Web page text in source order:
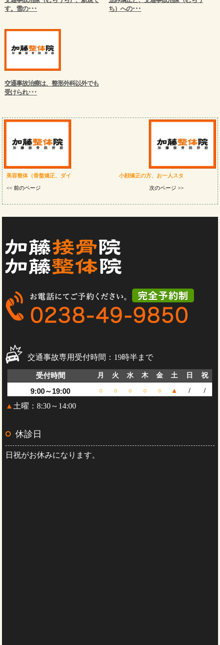
す。雪の･･･
ち）への･･･
交通事故治療は、整形外科以外でも
受けられ･･･
美容整体（骨盤矯正、ダイ
<< 前のページ
小顔矯正の方、お一人スタ
次のページ >>
交通事故専用受付時間：19時半まで
受付時間 月 火 水 木 金 土 日 祝
9:00～19:00 ○ ○ ○ ○ ○ ▲ / /
▲ 土曜：8:30～14:00
休診日
日祝がお休みになります。